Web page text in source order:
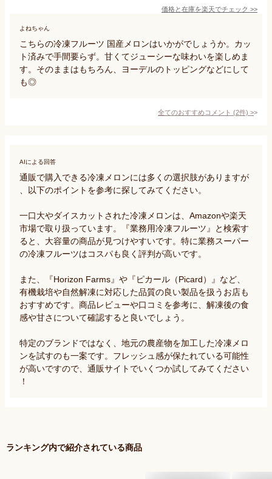
価格と在庫を楽天でチェック >>
よねちゃん
こちらの冷凍フルーツ 国産メロンはいかがでしょうか。カッ
ト済みで手間要らず。甘くてジューシーな味わいを楽しめま
す。そのままはもちろん、ヨーデルのトッピングなどにして
も◎
全てのおすすめコメント (2件) >
AIによる回答
通販で購入できる冷凍メロンには多くの選択肢がありますが
、以下のポイントを参考に探してみてください。
一口大やダイスカットされた冷凍メロンは、Amazonや楽天
市場で取り扱っています。『業務用冷凍フルーツ』と検索す
ると、大容量の商品が見つけやすいです。特に業務スーパー
の冷凍フルーツはコスパも良く評判が高いです。
また、『Horizon Farms』や『ピカール（Picard）』など、
有機栽培や自然解凍に対応した品質の良い製品を扱うお店も
おすすめです。商品レビューや口コミを参考に、解凍後の食
感や甘さについて確認すると良いでしょう。
特定のブランドではなく、地元の農産物を加工した冷凍メロ
ンを試すのも一案です。フレッシュ感が保たれている可能性
が高いですので、通販サイトでいくつか試してみてください
！
ランキング内で紹介されている商品